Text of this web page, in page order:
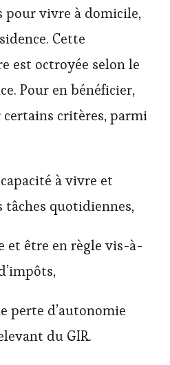
pour vivre à domicile,
Cette
est octroyée selon le
Pour en bénéficier,
critères, parmi
à vivre et
tâches quotidiennes,
et être en règle vis-à-
perte d’autonomie
du GIR.